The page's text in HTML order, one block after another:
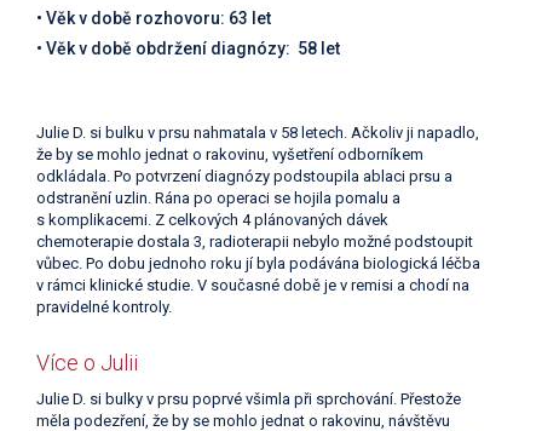
• Věk v době rozhovoru: 63 let
• Věk v době obdržení diagnózy: 58 let
Julie D. si bulku v prsu nahmatala v 58 letech. Ačkoliv ji napadlo,
že by se mohlo jednat o rakovinu, vyšetření odborníkem
odkládala. Po potvrzení diagnózy podstoupila ablaci prsu a
odstranění uzlin. Rána po operaci se hojila pomalu a
s komplikacemi. Z celkových 4 plánovaných dávek
chemoterapie dostala 3, radioterapii nebylo možné podstoupit
vůbec. Po dobu jednoho roku jí byla podávána biologická léčba
v rámci klinické studie. V současné době je v remisi a chodí na
pravidelné kontroly.
Více o Julii
Julie D. si bulky v prsu poprvé všimla při sprchování. Přestože
měla podezření, že by se mohlo jednat o rakovinu, návštěvu